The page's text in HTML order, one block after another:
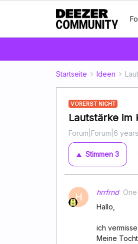
Startseite Ideen
VORERST NICHT
Lautstärke im
Forum|Forum|6
Stimmen 3
H hrrfrnd
Hallo,
ich
Meine